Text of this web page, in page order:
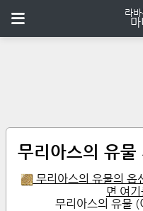
무리아스의 유물
무리아스의 유물의 옵
면 여
무리아스의 유물